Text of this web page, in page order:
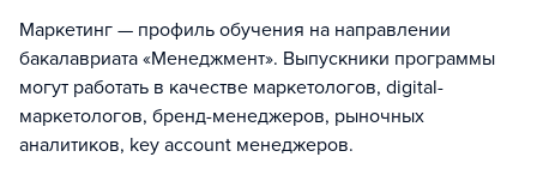
Маркетинг — профиль обучения на направлении
бакалавриата «Менеджмент». Выпускники программы
могут работать в качестве маркетологов, digital-
маркетологов, бренд-менеджеров, рыночных
аналитиков, key account менеджеров.